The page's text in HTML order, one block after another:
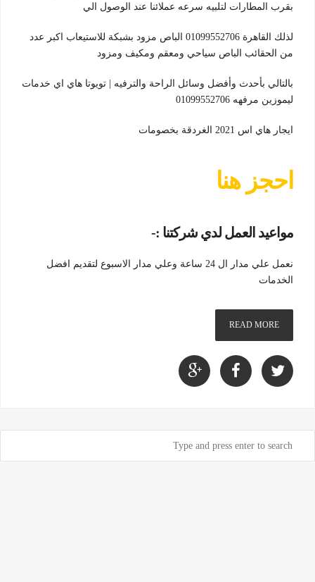
بقرب المطارات لتلبيه سرعه عملائنا عند الوصول الي
لذلك القاهرة 01099552706 الباص مزود بشبكة للاستيعاب اكبر عدد
من الحقائب الباص سياحي ومعقم ومكيف ومزود
بالتالي بأحدث وأفضل وسائل الراحة والترفيه | تويوتا هاي اي خدمات
ليموزين مرفهه 01099552706
ايجار هاي اس 2021 الغردقة بخصومات
احجز هنا
مواعيد العمل لدي شركتنا :-
نعمل علي مدار ال 24 ساعة وعلي مدار الاسبوع لتقديم افضل
الخدمات
READ MORE